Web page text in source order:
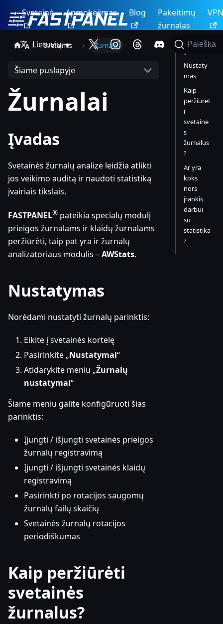
Svetainė Apmokėjimas Blog
Pakeitimų
žurnalas
VPN
Lietuvių Paieška
Svetainės Žurnalai
Šiame puslapyje
Žurnalai
Įvadas
Svetainės žurnalų analizė leidžia atlikti
jos veikimo auditą ir naudoti statistiką
įvairiais tikslais.
FASTPANEL® pateikia specialų modulį
prieigos žurnalams ir klaidų žurnalams
peržiūrėti, taip pat yra ir žurnalų
analizatoriaus modulis –AWStats.
Nustatymas
Norėdami nustatyti žurnalų parinktis:
Eikite į svetainės kortelę
Pasirinkite „Nustatymai“
Atidarykite meniu „Žurnalų
nustatymai“
Šiame meniu galite konfigūruoti šias
parinktis:
Įjungti / išjungti svetainės prieigos
žurnalų registravimą
Įjungti / išjungti svetainės klaidų
registravimą
Pasirinkti po rotacijos saugomų
žurnalų failų skaičių
Svetainės žurnalų rotacijos
periodiškumas
Kaip peržiūrėti
svetainės
žurnalus?
Įvadas
Nustaty
mas
Kaip
peržiūrėt
i
svetainė
s
žurnalus
?
Ar yra
koks
nors
įrankis
darbui
su
statistika
?